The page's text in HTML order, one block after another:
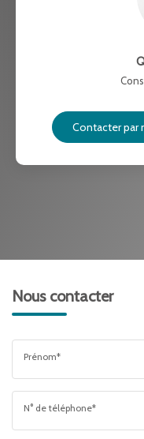
Contacter par
Nous contacter
Prénom*
N° de téléphone*